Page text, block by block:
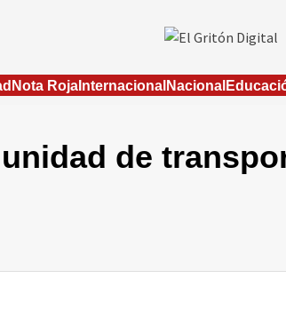
Nota Roja Internacional Nacional
de